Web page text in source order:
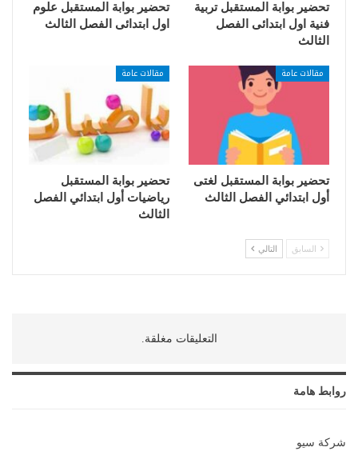
تحضير بوابة المستقبل تربية
فنية اول ابتدائى الفصل
الثالث
تحضير بوابة المستقبل علوم
اول ابتدائى الفصل الثالث
مقالات عامة
تحضير بوابة المستقبل لغتى
أول ابتدائي الفصل الثالث
مقالات عامة
تحضير بوابة المستقبل
رياضيات أول ابتدائي الفصل
الثالث
السابق التالي
التعليقات مغلقة.
روابط هامة
شركة سيو